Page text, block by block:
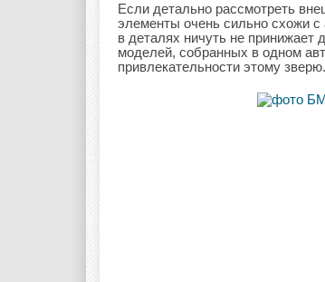
Если детально рассмотреть
элементы очень сильно схожи
в деталях ничуть не принижает
моделей, собранных в одном
привлекательности этому зверю.